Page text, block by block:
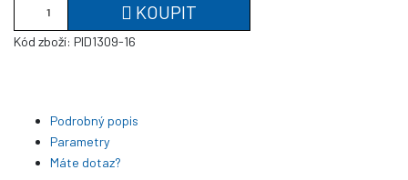
KOUPIT
Kód zboží: PID1309-16
Podrobný popis
Parametry
Máte dotaz?